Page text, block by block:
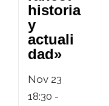
historia
y
actuali
dad»
Nov 23
18:30 -